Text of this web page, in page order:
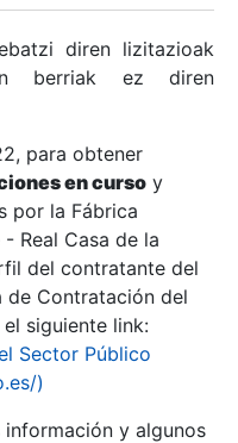
diren lizitazioak
berriak ez diren
para obtener
en curso y
por la Fábrica
Real Casa de la
del contratante del
de Contratación del
siguiente link:
Sector Público
)
y algunos